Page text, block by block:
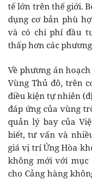
tế lớn trên thế giới.
dụng cơ bản phù
và có chi phí đầu
thấp hơn các
Về phương án
Vùng Thủ đô, trên
điều kiện tự nhiên
đáp ứng của vùng
quản lý bay của
biết, tư vấn và
giá vị trí Ứng Hòa
không mới với
cho Cảng hàng